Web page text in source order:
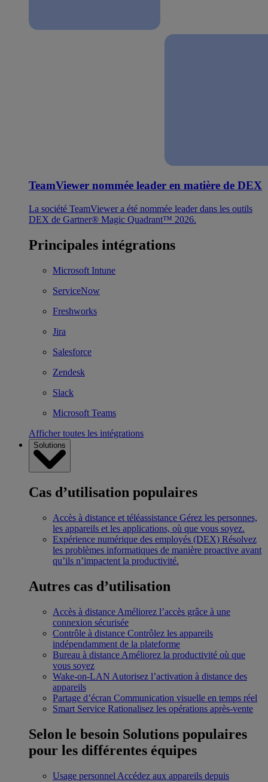
TeamViewer nommée leader en matière de DEX
La société TeamViewer a été nommée leader dans les outils
DEX de Gartner® Magic Quadrant™ 2026.
Principales intégrations
Microsoft Intune
ServiceNow
Freshworks
Jira
Salesforce
Zendesk
Slack
Microsoft Teams
Afficher toutes les intégrations
Solutions
Cas d’utilisation populaires
Accès à distance et téléassistance Gérez les personnes,
les appareils et les applications, où que vous soyez.
Expérience numérique des employés (DEX) Résolvez
les problèmes informatiques de manière proactive avant
qu’ils n’impactent la productivité.
Autres cas d’utilisation
Accès à distance Améliorez l’accès grâce à une
connexion sécurisée
Contrôle à distance Contrôlez les appareils
indépendamment de la plateforme
Bureau à distance Améliorez la productivité où que
vous soyez
Wake-on-LAN Autorisez l’activation à distance des
appareils
Partage d’écran Communication visuelle en temps réel
Smart Service Rationalisez les opérations après-vente
Selon le besoin Solutions populaires
pour les différentes équipes
Usage personnel Accédez aux appareils depuis